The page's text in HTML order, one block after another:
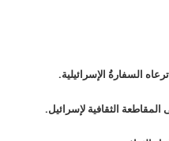
الثقافية لإسرائيل.